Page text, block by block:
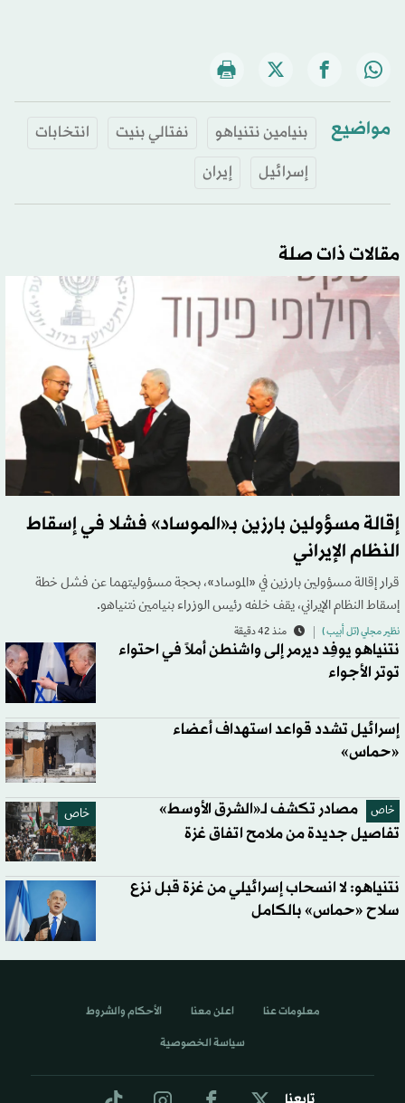
مواضيع بنيامين نتنياهو نفتالي بنيت
انتخابات
إسرائيل
إيران
مقالات ذات صلة
إقالة مسؤولين بارزين بـ«الموساد» فشلا في إسقاط
النظام الإيراني
قرار إقالة مسؤولين بارزين في «الموساد»، بحجة مسؤوليتهما عن فشل خطة
إسقاط النظام الإيراني، يقف خلفه رئيس الوزراء بنيامين نتنياهو.
نظير مجلي (تل أبيب ) منذ 42 دقيقة
نتنياهو يوفِد ديرمر إلى واشنطن أملاً في احتواء
توتر الأجواء
إسرائيل تشدد قواعد استهداف أعضاء
«حماس»
خاص خاص
مصادر تكشف لـ«الشرق الأوسط»
تفاصيل جديدة من ملامح اتفاق غزة
نتنياهو: لا انسحاب إسرائيلي من غزة قبل نزع
سلاح «حماس» بالكامل
معلومات عنا اعلن معنا الأحكام والشروط
سياسة الخصوصية